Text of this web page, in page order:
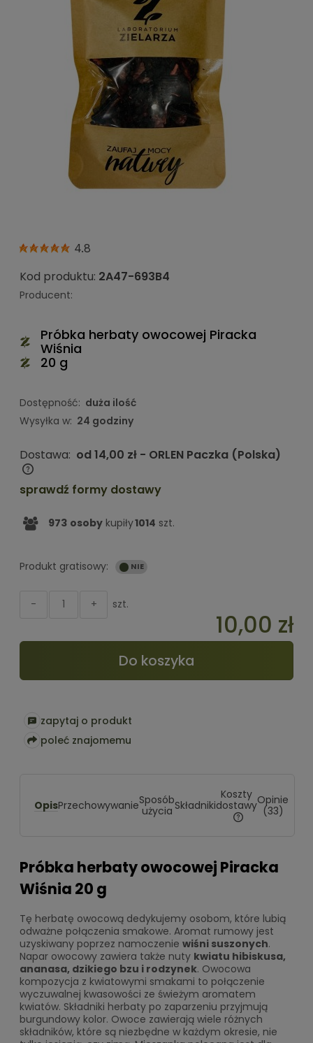
4.8
Kod produktu: 2A47-693B4
Producent:
Próbka herbaty owocowej Piracka
Wiśnia
20 g
Dostępność: duża ilość
Wysyłka w: 24 godziny
Dostawa: od 14,00 zł - ORLEN Paczka (Polska)
Cena nie zawiera ewentualnych kosztów płatności
sprawdź formy dostawy
973 osoby kupiły1014 szt.
Produkt gratisowy:
+
- szt.
10,00 zł
Do koszyka
zapytaj o produkt
poleć znajomemu
OpisPrzechowywanieSposób
użycia Składniki
Koszty
dostawyOpinie
(33)
Próbka herbaty owocowej Piracka
Wiśnia 20 g
Tę herbatę owocową dedykujemy osobom, które lubią
odważne połączenia smakowe. Aromat rumowy jest
uzyskiwany poprzez namoczenie wiśni suszonych.
Napar owocowy zawiera także nuty kwiatu hibiskusa,
ananasa, dzikiego bzu i rodzynek. Owocowa
kompozycja z kwiatowymi smakami to połączenie
wyczuwalnej kwasowości ze świeżym aromatem
kwiatów. Składniki herbaty po zaparzeniu przyjmują
burgundowy kolor. Owoce zawierają wiele różnych
składników, które są niezbędne w każdym okresie, nie